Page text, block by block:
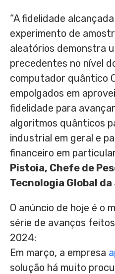
“A fidelidade
experimento de
aleatórios demonstra
precedentes no nível
computador quântico
empolgados em
fidelidade para
algoritmos quânticos
industrial em geral e
financeiro em
Pistoia, Chefe de
Tecnologia Global
O anúncio de hoje é o
série de avanços
2024:
Em março, a empresa
solução há muito